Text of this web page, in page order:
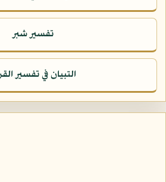
تفسير شبر
التبيان في تفسير